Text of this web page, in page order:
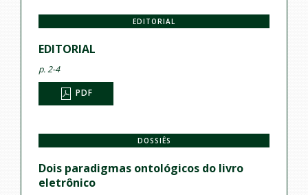
EDITORIAL
EDITORIAL
p. 2-4
PDF
DOSSIÊS
Dois paradigmas ontológicos do livro
eletrônico